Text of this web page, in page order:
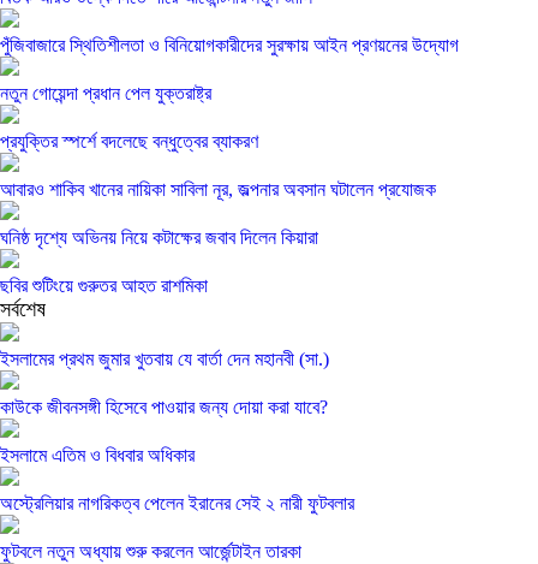
পুঁজিবাজারে স্থিতিশীলতা ও বিনিয়োগকারীদের সুরক্ষায় আইন প্রণয়নের উদ্যোগ
নতুন গোয়েন্দা প্রধান পেল যুক্তরাষ্ট্র
প্রযুক্তির স্পর্শে বদলেছে বন্ধুত্বের ব্যাকরণ
আবারও শাকিব খানের নায়িকা সাবিলা নূর, জল্পনার অবসান ঘটালেন প্রযোজক
ঘনিষ্ঠ দৃশ্যে অভিনয় নিয়ে কটাক্ষের জবাব দিলেন কিয়ারা
ছবির শুটিংয়ে গুরুতর আহত রাশমিকা
সর্বশেষ
ইসলামের প্রথম জুমার খুতবায় যে বার্তা দেন মহানবী (সা.)
কাউকে জীবনসঙ্গী হিসেবে পাওয়ার জন্য দোয়া করা যাবে?
ইসলামে এতিম ও বিধবার অধিকার
অস্ট্রেলিয়ার নাগরিকত্ব পেলেন ইরানের সেই ২ নারী ফুটবলার
ফুটবলে নতুন অধ্যায় শুরু করলেন আর্জেন্টাইন তারকা